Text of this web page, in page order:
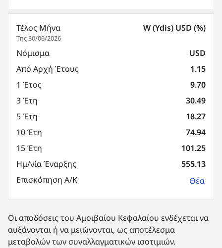
Τέλος Μήνα
Της 30/06/2026
W (Ydis) USD (%)
Νόμισμα
USD
Από Αρχή Έτους
1.15
1 Έτος
9.70
3 Έτη
30.49
5 Έτη
18.27
10 Έτη
74.94
15 Έτη
101.25
Ημ/νία Έναρξης
555.13
Επισκόπηση Α/Κ
Θέα
Οι αποδόσεις του Αμοιβαίου Κεφαλαίου ενδέχεται να
αυξάνονται ή να μειώνονται, ως αποτέλεσμα
μεταβολών των συναλλαγματικών ισοτιμιών.